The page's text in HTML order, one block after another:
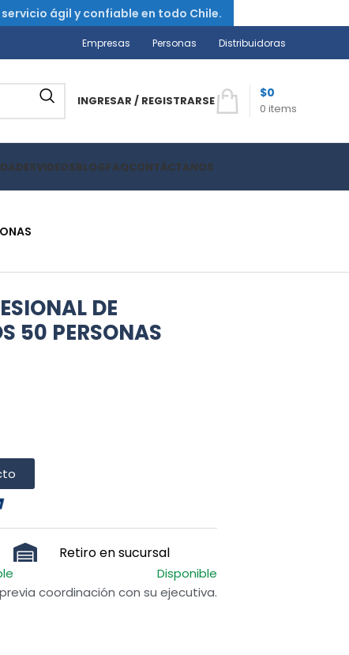
Empresas Personas Distribuidoras
INGRESAR / REGISTRARSE
0 items
$0
VIDEOSBLOGFAQCONTÁCTANOS
DE
50 PERSONAS
Retiro en sucursal
Disponible
coordinación con su ejecutiva.
ágil y confiable en todo Chile.